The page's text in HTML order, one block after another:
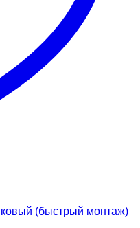
(быстрый монтаж)